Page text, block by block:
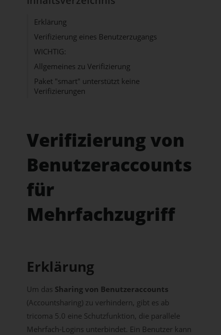
Erklärung
Verifizierung eines Benutzerzugangs
WICHTIG:
Allgemeines zu Verifizierung
Paket "smart" unterstützt keine
Verifizierungen
Verifizierung von
Benutzeraccounts
für
Mehrfachzugriff
Erklärung
Um das Sharing von Benutzeraccounts
(Accountsharing) zu verhindern, gibt es ab
tricoma 5.0 eine Schutzfunktion, die parallele
Mehrfach-Logins unterbindet. Ein Benutzer kann